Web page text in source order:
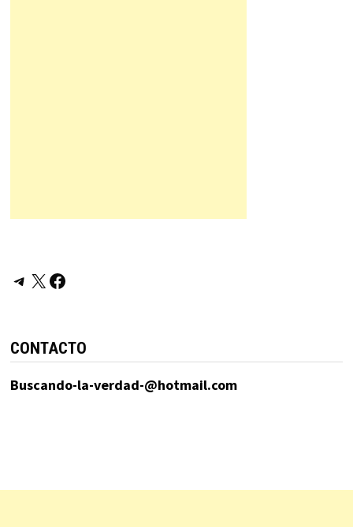
Telegram
X Facebook
CONTACTO
Buscando-la-verdad-@hotmail.com